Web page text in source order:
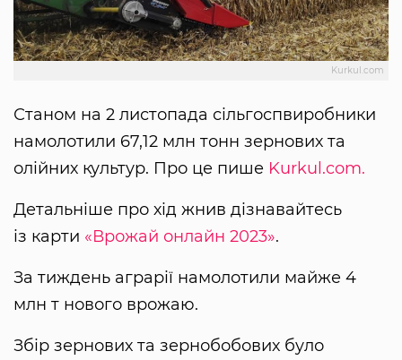
Kurkul.com
Станом на 2 листопада сільгоспвиробники
намолотили 67,12 млн тонн зернових та
олійних культур. Про це пише Kurkul.com.
Детальніше про хід жнив дізнавайтесь
із карти «Врожай онлайн 2023».
За тиждень аграрії намолотили майже 4
млн т нового врожаю.
Збір зернових та зернобобових було